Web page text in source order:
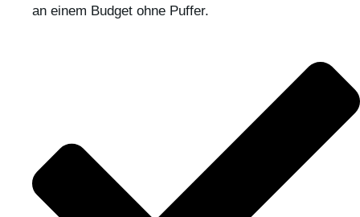
an einem Budget ohne Puffer.